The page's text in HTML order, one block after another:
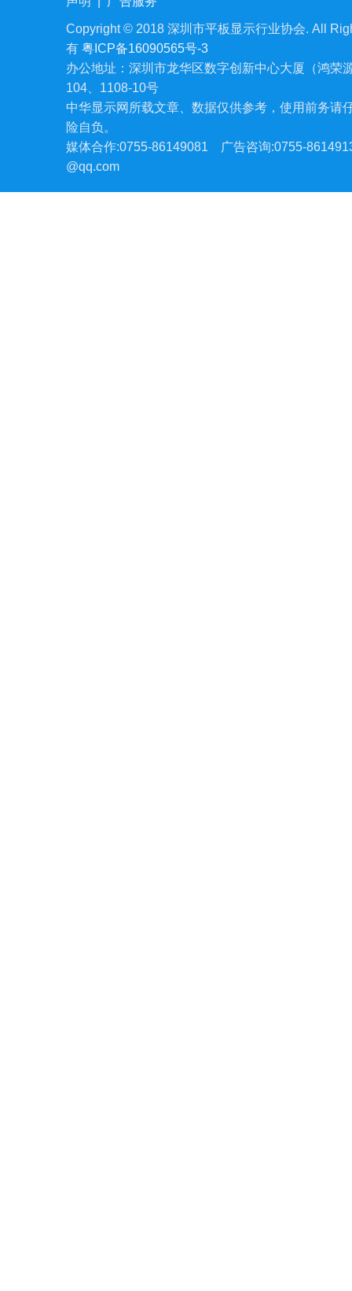
Copyright © 2018 深圳市平板显示行业协会. All
有 粤ICP备16090565号-3
办公地址：深圳市龙华区数字创新中心大厦（鸿荣
104、1108-10号
中华显示网所载文章、数据仅供参考，使用前务请
险自负。
媒体合作:0755-86149081
广告咨询:0755-
@qq.com